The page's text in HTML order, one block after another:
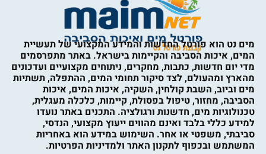
מים נט הוא פורטל החדשות והמידע המקצועי של תעשיית
המים, איכות הסביבה והקיימות בישראל. באתר מתפרסמים
מדי יום חדשות, כתבות, מחקרים, ניתוחים מקצועיים ועדכונים
מהארץ ומהעולם, לצד סיקור תחומי המים, ההתפלה, תשתיות
מים וביוב, השבת קולחין, השקיה, איכות המים, איכות
הסביבה, מחזור, טיפול בפסולת, קיימות, כלכלה מעגלית,
טכנולוגיות מים, חדשנות ורגולציה. התכנים באתר נועדו
למידע כללי בלבד ואינם מהווים ייעוץ מקצועי, הנדסי,
סביבתי, משפטי או אחר. השימוש במידע הוא באחריות
המשתמש ובכפוף לתקנון האתר ולמדיניות הפרטיות.